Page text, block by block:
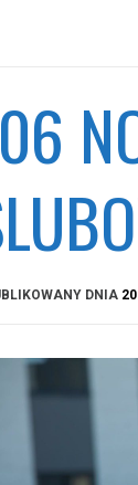
DNIA